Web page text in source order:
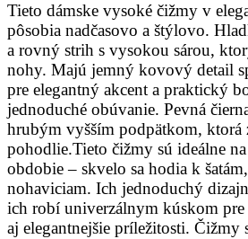
Tieto dámske vysoké čižmy v
pôsobia nadčasovo a štýlovo.
a rovný strih s vysokou sárou,
nohy. Majú jemný kovový detail
pre elegantný akcent a praktický
jednoduché obúvanie. Pevná
hrubým vyšším podpätkom, ktorá
pohodlie.Tieto čižmy sú ideálne
obdobie – skvelo sa hodia k
nohaviciam. Ich jednoduchý
ich robí univerzálnym kúskom pre
aj elegantnejšie príležitosti. Čižmy